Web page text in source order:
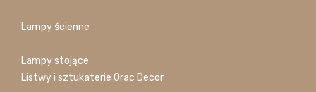
Lampy ścienne
Lampy stojące
Listwy i sztukaterie Orac Decor